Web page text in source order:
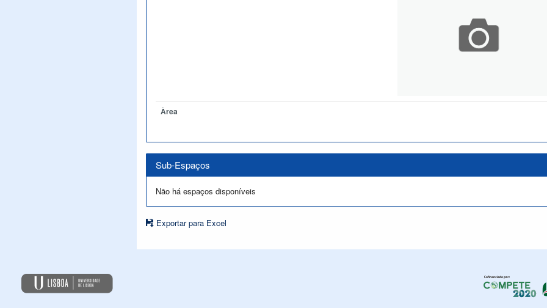
Àrea
Sub-Espaços
Não há espaços disponíveis
Exportar para Excel